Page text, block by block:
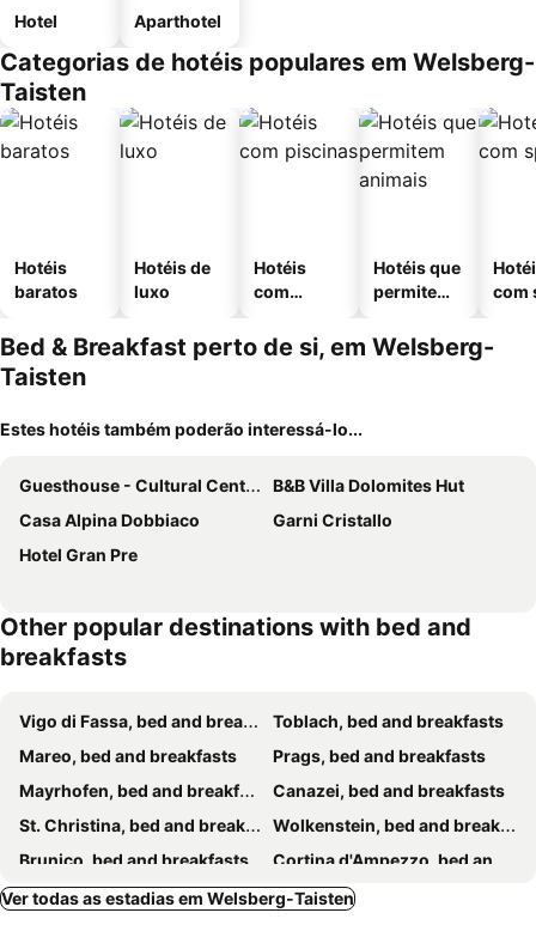
Hotel Aparthotel
Categorias de hotéis populares em Welsberg-
Taisten
Hotéis
baratos
Hotéis de
luxo
Hotéis
com
Hotéis que
permitem
com
Bed & Breakfast perto de si, em Welsberg-
Taisten
Estes hotéis também poderão interessá-lo...
Guesthouse - Cultural Center Gustav Mahler
B&B Villa Dolomites Hut
Casa Alpina Dobbiaco
Garni Cristallo
Hotel Gran Pre
Other popular destinations with bed and
breakfasts
Vigo di Fassa, bed and breakfasts
Toblach, bed and breakfasts
Mareo, bed and breakfasts
Prags, bed and breakfasts
Mayrhofen, bed and breakfasts
Canazei, bed and breakfasts
St. Christina, bed and breakfasts
Wolkenstein, bed and breakfasts
Brunico, bed and breakfasts
Cortina d'Ampezzo, bed and breakfasts
Corvara, bed and breakfasts
Sappada, bed and breakfasts
Ver todas as estadias em Welsberg-Taisten